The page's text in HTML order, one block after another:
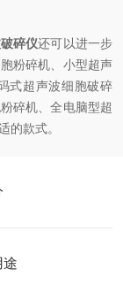
碎仪还可以进一步
粉碎机、小型超声
式超声波细胞破碎
碎机、全电脑型超
的款式。
途